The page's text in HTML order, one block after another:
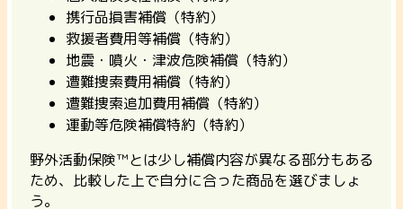
携行品損害補償（特約）
救援者費用等補償（特約）
地震・噴火・津波危険補償（特約）
遭難捜索費用補償（特約）
遭難捜索追加費用補償（特約）
運動等危険補償特約（特約）
野外活動保険™とは少し補償内容が異なる部分もある
ため、比較した上で自分に合った商品を選びましょ
う。